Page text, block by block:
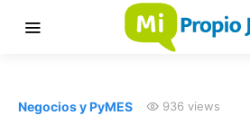
Negocios y PyMES 936 views